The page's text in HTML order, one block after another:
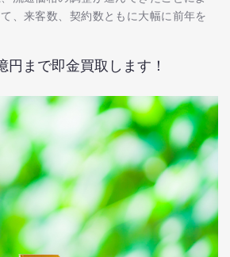
、来客数、契約数ともに大幅に前年を
円まで即金買取します！